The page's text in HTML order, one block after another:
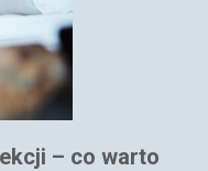
– co warto